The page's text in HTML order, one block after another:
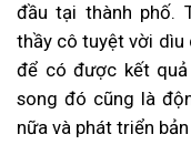
đầu tại thành phố.
thầy cô tuyệt vời dìu
để có được kết
song đó cũng là
nữa và phát triển